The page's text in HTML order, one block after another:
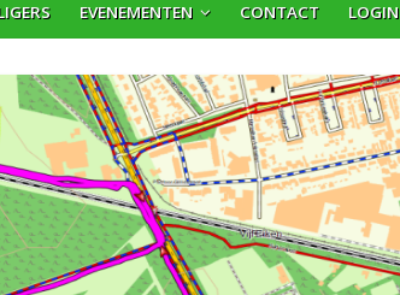
EVENEMENTEN CONTACT LOGIN